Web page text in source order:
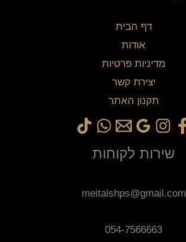
דף הבית
אודות
מדיניות פרטיות
יצירת קשר
תקנון האתר
שירות לקוחות
meitalshps@gmail.com
054-7566663